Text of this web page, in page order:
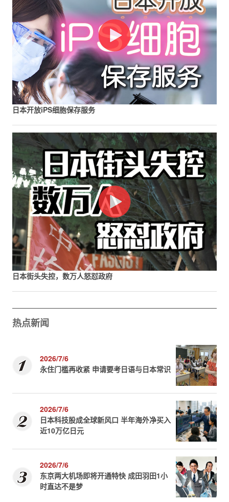
日本开放iPS细胞保存服务
日本街头失控，数万人怒怼政府
热点新闻
2026/7/6
永住门槛再收紧 申请要考日语与日本常识
2026/7/6
日本科技股成全球新风口 半年海外净买入
近10万亿日元
2026/7/6
东京两大机场即将开通特快 成田羽田1小
时直达不是梦